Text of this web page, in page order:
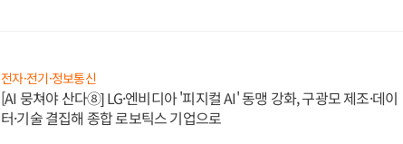
전자·전기·정보통신
[AI 뭉쳐야 산다⑧] LG·엔비디아 '피지컬 AI' 동맹 강화, 구광모 제조·데이
터·기술 결집해 종합 로보틱스 기업으로